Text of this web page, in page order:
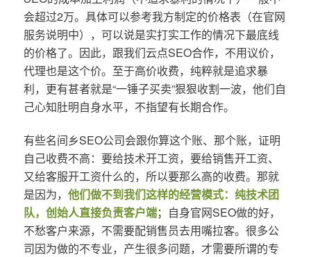
会超过2万。具体可以参考我方制定的价格表（在官网
服务说明中），可以说是实打实工作的情况下最底线
的价格了。因此，跟我们云点SEO合作，不用议价，
代理也是这个价。至于高价收费，纯粹就是追求暴
利，更有甚者就是“一锤子买卖”狠狠收割一波，他们自
己心知肚明自身水平，不指望有长期合作。
有些名间乡SEO公司会跟你算这个账、那个账，证明
自己收费不高：要给技术开工资，要给销售开工资、
又给客服开工资什么的，所以要那么高的收费。那就
是因为， 他们做不到我们这样的经营模式：纯技术团
队，创始人直接负责客户端；自身官网SEO做的好，
不愁客户来源，不需要配销售员去用嘴拉客。很多公
司因为做的不专业，产生很多问题，才需要所谓的专